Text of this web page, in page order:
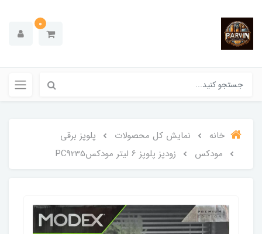
0
خانه نمایش کل محصولات
پلوپز برقی
مودکس
زودپز پلوپز 6 لیتر مودکسPC9235